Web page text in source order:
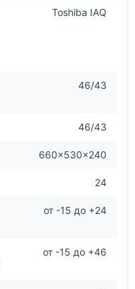
Toshiba IAQ
46/43
46/43
660×530×240
24
от -15 до +24
от -15 до +46